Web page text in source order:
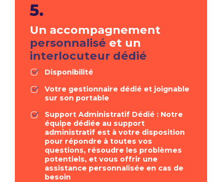
5.
Un accompagnement
personnalisé et un
interlocuteur dédié
Disponibilité
Votre gestionnaire dédié et joignable
sur son portable
Support Administratif Dédié : Notre
équipe dédiée au support
administratif est à votre disposition
pour répondre à toutes vos
questions, résoudre les problèmes
potentiels, et vous offrir une
assistance personnalisée en cas de
besoin